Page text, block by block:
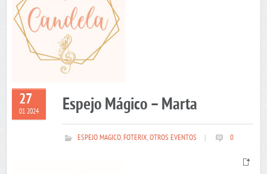
27
01 2024 Espejo Mágico – Marta
ESPEJO MAGICO,FOTERIX,OTROS EVENTOS 0